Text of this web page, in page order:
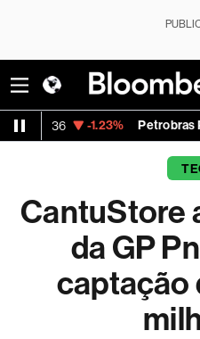
-1.23% Petrobras PN 42.13
CantuStore
da GP
captação